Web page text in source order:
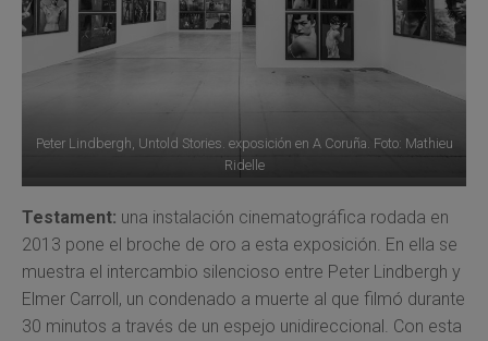
Peter Lindbergh, Untold Stories. exposición en A Coruña. Foto: Mathieu
Ridelle
Testament: una instalación cinematográfica rodada en
2013 pone el broche de oro a esta exposición. En ella se
muestra el intercambio silencioso entre Peter Lindbergh y
Elmer Carroll, un condenado a muerte al que filmó durante
30 minutos a través de un espejo unidireccional. Con esta